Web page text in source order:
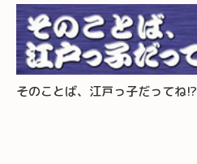
そのことば、江戸っ子だってね!?